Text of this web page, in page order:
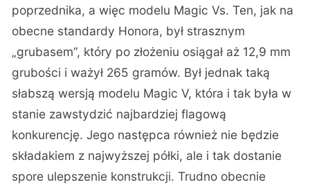
poprzednika, a więc modelu Magic Vs. Ten, jak na
obecne standardy Honora, był strasznym
„grubasem”, który po złożeniu osiągał aż 12,9 mm
grubości i ważył 265 gramów. Był jednak taką
słabszą wersją modelu Magic V, która i tak była w
stanie zawstydzić najbardziej flagową
konkurencję. Jego następca również nie będzie
składakiem z najwyższej półki, ale i tak dostanie
spore ulepszenie konstrukcji. Trudno obecnie